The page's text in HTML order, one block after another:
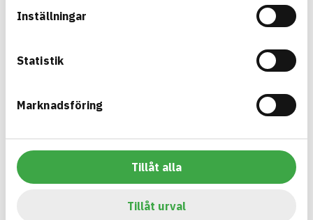
Inställningar
Statistik
Marknadsföring
Tillåt alla
Tillåt urval
Bygg med BASTA - medvetna
produktval!
BASTA-systemet är ensamt på marknaden om att
hållbarhets information om bygg- och
anläggningsprodukter. BASTA-systemet erbjuder
även bedömningskriterier och betyg kopplat till
utfasning av farliga ämnen.